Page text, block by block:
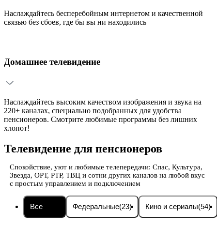
Наслаждайтесь бесперебойным интернетом и качественной
связью без сбоев, где бы вы ни находились
Домашнее телевидение
Наслаждайтесь высоким качеством изображения и звука на
220+ каналах, специально подобранных для удобства
пенсионеров. Смотрите любимые программы без лишних
хлопот!
Телевидение для пенсионеров
Спокойствие, уют и любимые телепередачи: Спас, Культура,
Звезда, ОРТ, РТР, ТВЦ и сотни других каналов на любой вкус
с простым управлением и подключением
Все Федеральные(23) Кино и сериалы(54)